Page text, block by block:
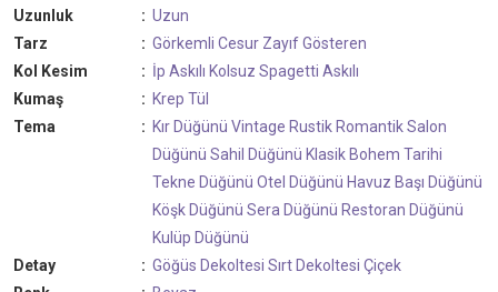
Uzunluk
: Uzun
Tarz
: Görkemli Cesur Zayıf Gösteren
Kol Kesim
: İp Askılı Kolsuz Spagetti Askılı
Kumaş
: Krep Tül
Tema
: Kır Düğünü Vintage Rustik RomantikSalon
Düğünü Sahil Düğünü Klasik Bohem Tarihi
Tekne Düğünü Otel Düğünü Havuz Başı Düğünü
Köşk Düğünü Sera Düğünü Restoran Düğünü
Kulüp Düğünü
Detay
: Göğüs Dekoltesi Sırt Dekoltesi Çiçek